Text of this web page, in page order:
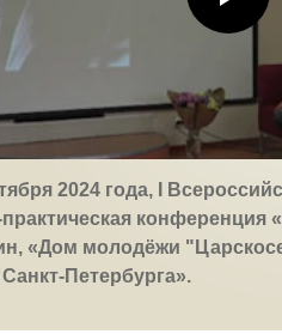
2024 года, I
практическая
«Дом молодёжи
Петербурга».